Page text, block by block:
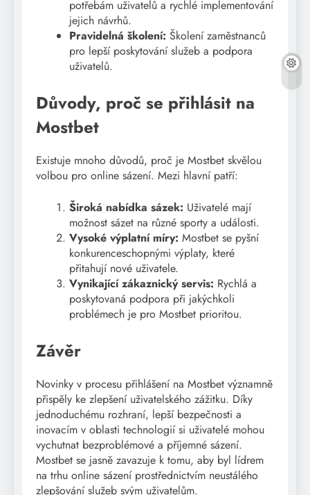
potřebám uživatelů a rychlé implementování
jejich návrhů.
Pravidelná školení: Školení zaměstnanců
pro lepší poskytování služeb a podpora
uživatelů.
Důvody, proč se přihlásit na
Mostbet
Existuje mnoho důvodů, proč je Mostbet skvělou
volbou pro online sázení. Mezi hlavní patří:
Široká nabídka sázek: Uživatelé mají
možnost sázet na různé sporty a události.
Vysoké výplatní míry: Mostbet se pyšní
konkurenceschopnými výplaty, které
přitahují nové uživatele.
Vynikající zákaznický servis: Rychlá a
poskytovaná podpora při jakýchkoli
problémech je pro Mostbet prioritou.
Závěr
Novinky v procesu přihlášení na Mostbet významně
přispěly ke zlepšení uživatelského zážitku. Díky
jednoduchému rozhraní, lepší bezpečnosti a
inovacím v oblasti technologií si uživatelé mohou
vychutnat bezproblémové a příjemné sázení.
Mostbet se jasně zavazuje k tomu, aby byl lídrem
na trhu online sázení prostřednictvím neustálého
zlepšování služeb svým uživatelům.